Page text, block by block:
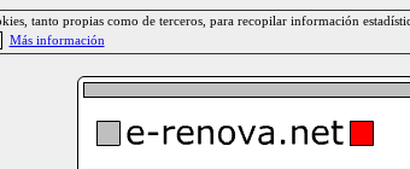
tanto propias como de terceros, para recopilar información
Más información